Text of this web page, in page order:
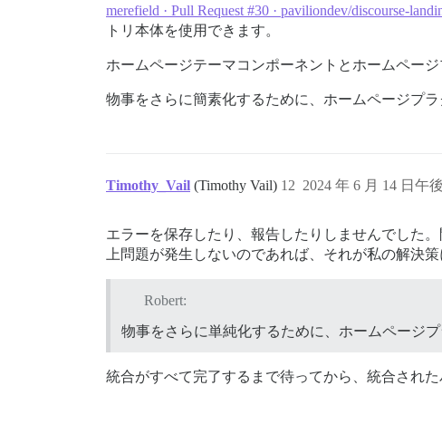
merefield · Pull Request #30 · paviliondev/discourse-
トリ本体を使用できます。
ホームページテーマコンポーネントとホームペー
物事をさらに簡素化するために、ホームページプ
Timothy_Vail (Timothy Vail) 2024 年 6 月 14 日午
12
エラーを保存したり、報告したりしませんでした
上問題が発生しないのであれば、それが私の解決
Robert:
物事をさらに単純化するために、ホームページ
統合がすべて完了するまで待ってから、統合され